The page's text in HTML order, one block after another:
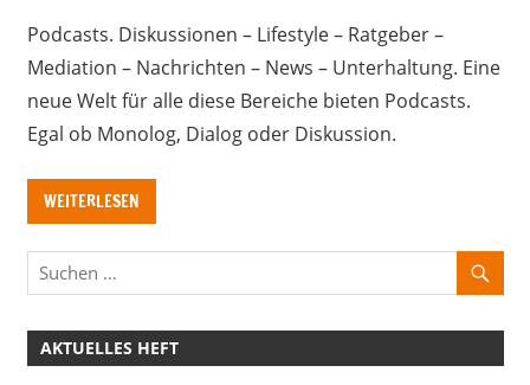
Podcasts. Diskussionen – Lifestyle – Ratgeber –
Mediation – Nachrichten – News – Unterhaltung. Eine
neue Welt für alle diese Bereiche bieten Podcasts.
Egal ob Monolog, Dialog oder Diskussion.
WEITERLESEN
AKTUELLES HEFT